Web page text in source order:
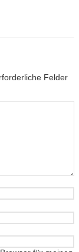
Felder